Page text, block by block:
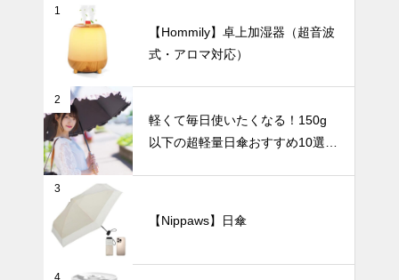
【2025年最
新版】おしゃ
れで高機能な
ハンディファ
ンおすすめ7
選｜通勤・ア
ウトドア・オ
フィスで使え
る携帯扇風機
を徹底比較
UV・雨対策
急な雨にも慌
てない！晴れ
の日も雨の日
も安心の『晴
おすすめ6選
UV・雨対策
1
【Hommily】卓上加湿器（超音波
式・アロマ対応）
2
軽くて毎日使いたくなる！150g
以下の超軽量日傘おすすめ10選
3
【Nippaws】日傘
4